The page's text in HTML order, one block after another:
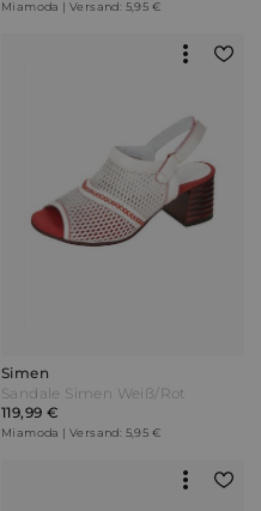
Miamoda | Versand: 5,95 €
Simen
Sandale Simen Weiß/Rot
119,99 €
Miamoda | Versand: 5,95 €